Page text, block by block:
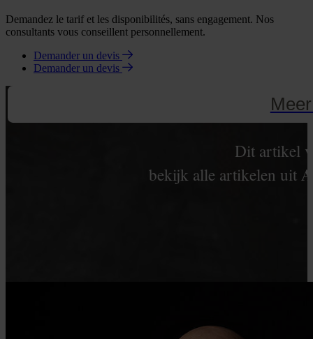
Demandez le tarif et les disponibilités, sans engagement. Nos
consultants vous conseillent personnellement.
Demander un devis
Demander un devis